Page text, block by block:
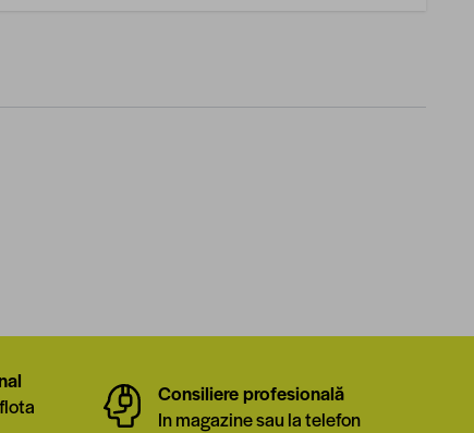
Consiliere profesională
In magazine sau la telefon